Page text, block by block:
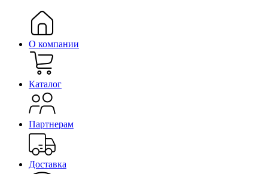
О компании
Каталог
Партнерам
Доставка